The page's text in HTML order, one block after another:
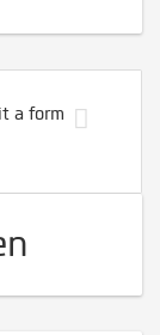
a form